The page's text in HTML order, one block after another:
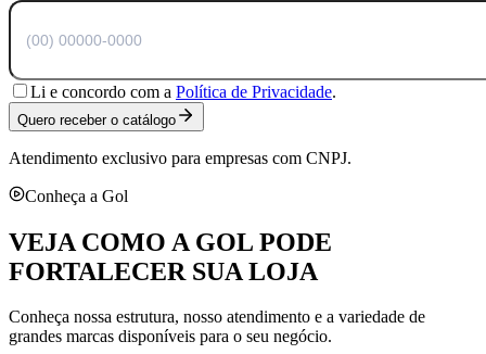
Li e concordo com a Política de Privacidade.
Quero receber o catálogo
Atendimento exclusivo para empresas com CNPJ.
Conheça a Gol
VEJA COMO A GOL PODE
FORTALECER SUA LOJA
Conheça nossa estrutura, nosso atendimento e a variedade de
grandes marcas disponíveis para o seu negócio.